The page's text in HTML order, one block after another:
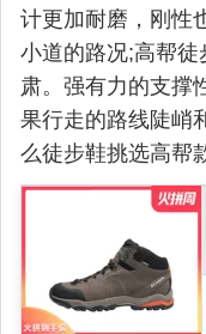
计更加耐磨，刚性
小道的路况;高帮
肃。强有力的支撑
果行走的路线陡峭
么徒步鞋挑选高帮